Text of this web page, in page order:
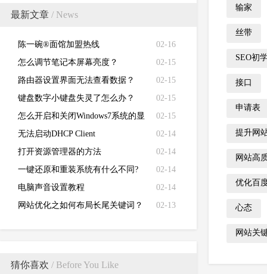
最新文章 / News
02-16
陈一碗®面馆加盟热线
02-15
怎么调节笔记本屏幕亮度？
02-15
路由器设置界面无法查看数据？
02-15
键盘数字小键盘失灵了怎么办？
02-15
怎么开启和关闭Windows7系统的显
卡硬件加速功能
02-14
无法启动DHCP Client
02-14
打开资源管理器的方法
02-14
一键还原和重装系统有什么不同?
02-14
电脑声音设置教程
02-13
网站优化之如何布局长尾关键词？
猜你喜欢 / Before You Like
输家
丝带
SEO初
接口
申请表
提升网
网站高
优化百
心态
网站关